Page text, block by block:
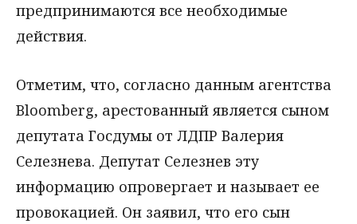
предпринимаются все необходимые
действия.
Отметим, что, согласно данным агентства
Bloomberg, арестованный является сыном
депутата Госдумы от ЛДПР Валерия
Селезнева. Депутат Селезнев эту
информацию опровергает и называет ее
провокацией. Он заявил, что его сын